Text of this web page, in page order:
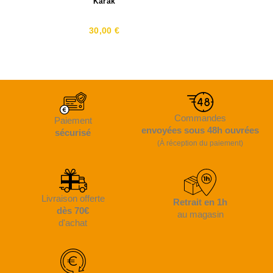
30,00 €
Paiement
sécurisé
Commandes
envoyées sous 48h ouvrées
(À réception du paiement)
Livraison offerte
dès 70€
d'achat
Retrait en 1h
au magasin